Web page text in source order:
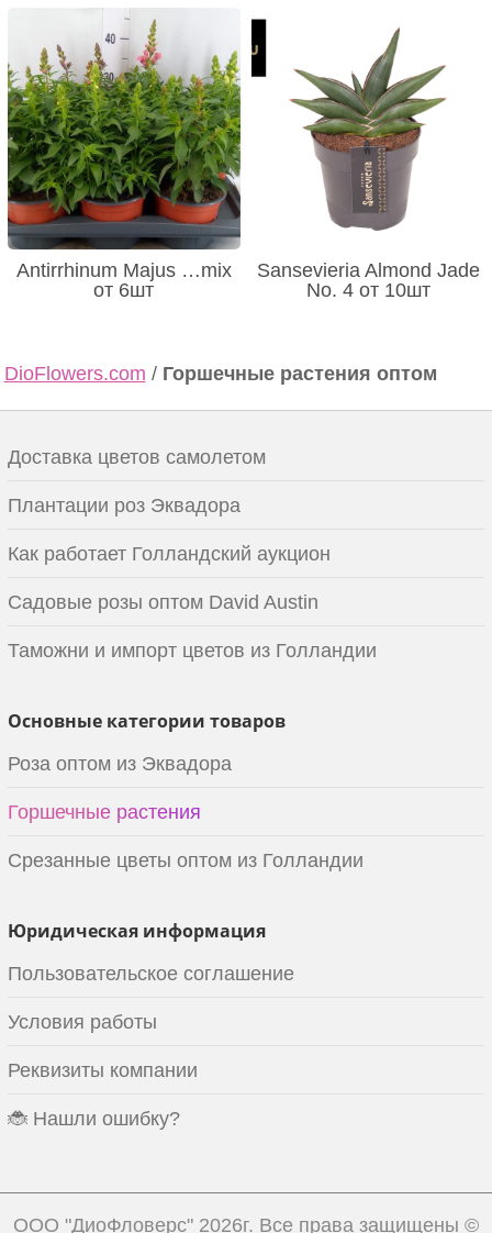
Antirrhinum Majus …mix
от 6шт
Sansevieria Almond Jade
No. 4 от 10шт
DioFlowers.com / Горшечные растения оптом
Доставка цветов самолетом
Плантации роз Эквадора
Как работает Голландский аукцион
Садовые розы оптом David Austin
Таможни и импорт цветов из Голландии
Основные категории товаров
Роза оптом из Эквадора
Горшечные растения
Срезанные цветы оптом из Голландии
Юридическая информация
Пользовательское соглашение
Условия работы
Реквизиты компании
🐞 Нашли ошибку?
ООО "ДиоФловерс" 2026г. Все права защищены ©